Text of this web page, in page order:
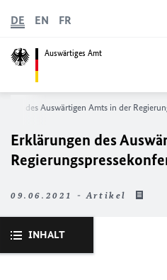
Auswärtiges Amt
DE EN FR
des Auswärtigen Amts in der
Erklärungen des
09.06.2021 - Artikel
INHALT